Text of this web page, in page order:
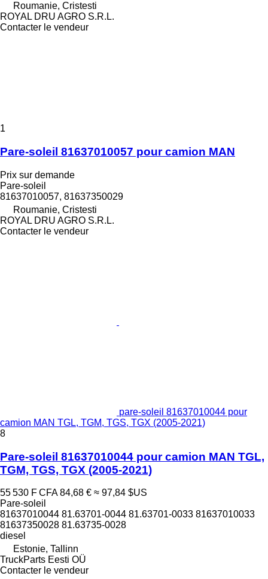
Roumanie, Cristesti
ROYAL DRU AGRO S.R.L.
Contacter le vendeur
1
Pare-soleil 81637010057 pour camion MAN
Prix sur demande
Pare-soleil
81637010057, 81637350029
Roumanie, Cristesti
ROYAL DRU AGRO S.R.L.
Contacter le vendeur
pare-soleil 81637010044 pour
camion MAN TGL, TGM, TGS, TGX (2005-2021)
8
Pare-soleil 81637010044 pour camion MAN TGL,
TGM, TGS, TGX (2005-2021)
55 530 F CFA 84,68 € ≈ 97,84 $US
Pare-soleil
81637010044 81.63701-0044 81.63701-0033 81637010033
81637350028 81.63735-0028
diesel
Estonie, Tallinn
TruckParts Eesti OÜ
Contacter le vendeur